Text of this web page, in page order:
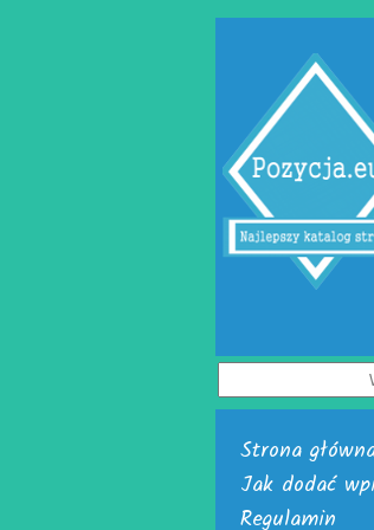
Strona
Jak dodać
Regulamin